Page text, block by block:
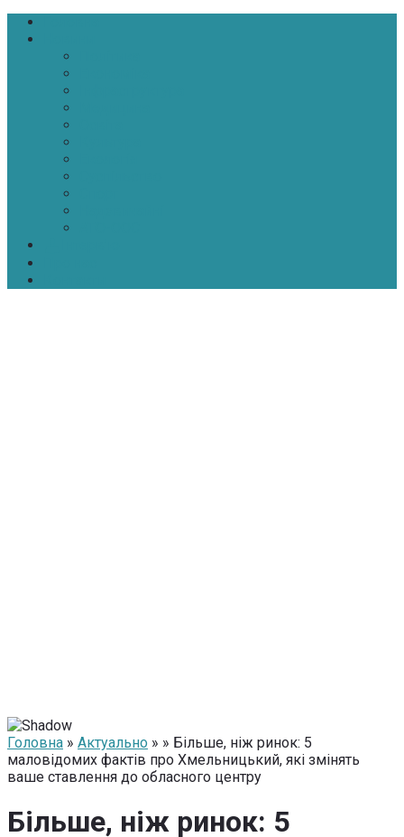
Головна » Актуально » » Більше, ніж ринок: 5
маловідомих фактів про Хмельницький, які змінять
ваше ставлення до обласного центру
Більше, ніж ринок: 5